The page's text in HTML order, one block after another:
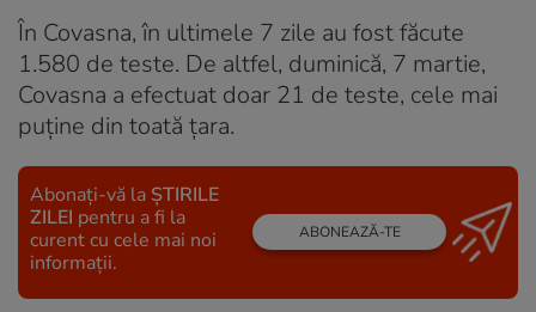
În Covasna, în ultimele 7 zile au fost făcute
1.580 de teste. De altfel, duminică, 7 martie,
Covasna a efectuat doar 21 de teste, cele mai
puţine din toată ţara.
Abonați-vă la ȘTIRILE
ZILEI pentru a fi la
curent cu cele mai noi
informații.
ABONEAZĂ-TE